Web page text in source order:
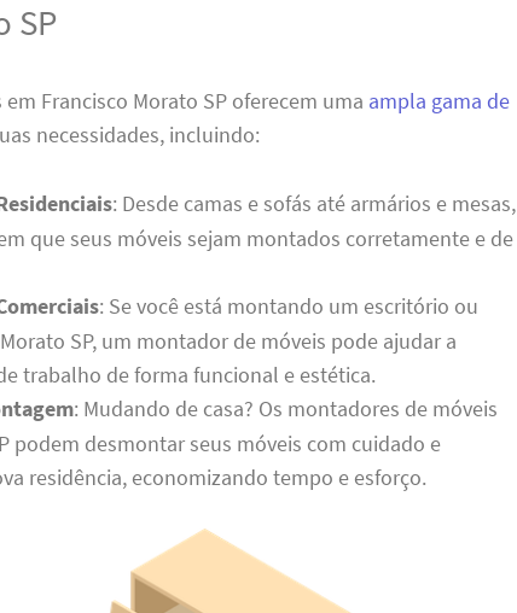
SP
Francisco Morato SP oferecem uma ampla gama de
necessidades, incluindo:
: Desde camas e sofás até armários e mesas,
que seus móveis sejam montados corretamente e de
: Se você está montando um escritório ou
SP, um montador de móveis pode ajudar a
trabalho de forma funcional e estética.
: Mudando de casa? Os montadores de móveis
podem desmontar seus móveis com cuidado e
residência, economizando tempo e esforço.